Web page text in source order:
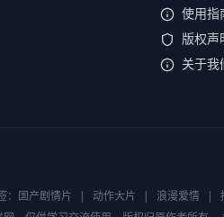
使用指
版权声
关于我
国产剧情片 | 动作大片 | 浪漫爱情 |